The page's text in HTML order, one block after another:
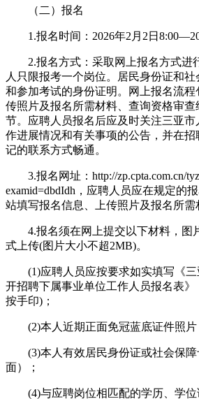
（二）报名
1.报名时间：2026年2月2日
2.报名方式：采取网上报名方式进
人只限报考一个岗位。居民身份证和
和参加考试的身份证明。网上报名流
传照片及报名所需材料、查询资格审
节。应聘人员报名后应及时关注三亚
作进展情况和有关事项的公告，并在
记的联系方式畅通。
3.报名网址：http://zp.cpta.com.cn/
examid=dbdIdh，应聘人员应在规定的
站填写报名信息、上传照片及报名所需
4.报名须在网上提交以下材料，图
式上传(图片大小不超2MB)。
(1)应聘人员应按要求如实填写《三
开招聘下属事业单位工作人员报名表
按手印)；
(2)本人近期正面免冠蓝底证件照片
(3)本人有效居民身份证或社会保障
面）；
(4)与应聘岗位相匹配的学历、学位